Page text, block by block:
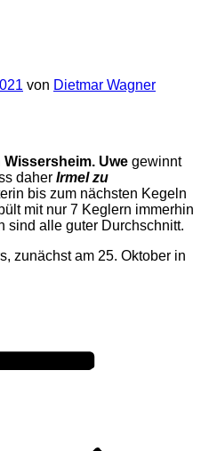
von Dietmar Wagner
Wissersheim. Uwe gewinnt
daher Irmel zu
bis zum nächsten Kegeln
mit nur 7 Keglern immerhin
sind alle guter Durchschnitt.
zunächst am 25. Oktober in